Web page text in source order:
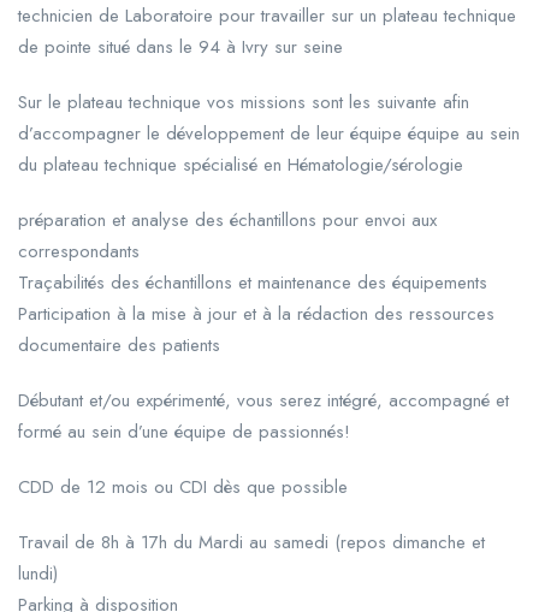
technicien de Laboratoire pour travailler sur un plateau technique
de pointe situé dans le 94 à Ivry sur seine
Sur le plateau technique vos missions sont les suivante afin
d’accompagner le développement de leur équipe équipe au sein
du plateau technique spécialisé en Hématologie/sérologie
préparation et analyse des échantillons pour envoi aux
correspondants
Traçabilités des échantillons et maintenance des équipements
Participation à la mise à jour et à la rédaction des ressources
documentaire des patients
Débutant et/ou expérimenté, vous serez intégré, accompagné et
formé au sein d’une équipe de passionnés!
CDD de 12 mois ou CDI dès que possible
Travail de 8h à 17h du Mardi au samedi (repos dimanche et
lundi)
Parking à disposition